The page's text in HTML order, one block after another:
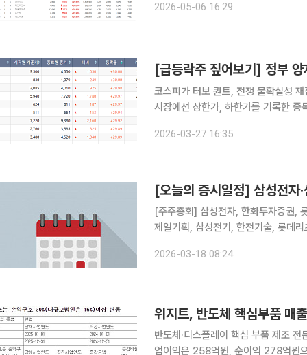
2026-05-06 16:29
코스피가 터보 퀀트, 전쟁 불확실성
시장에선 상한가, 하한가를 기록한 종목은 나오지 않았다. 27일
2026-03-27 16:35
[오늘의 증시일정] 삼성전자
[주주총회] 삼성전자, 한화투자증권,
제일기획, 삼성전기, 한전기술, 롯데
2026-03-18 08:24
위지트, 반도체 핵심부품
반도체·디스플레이 핵심 부품 제조
업이익은 258억원, 순이익 278억